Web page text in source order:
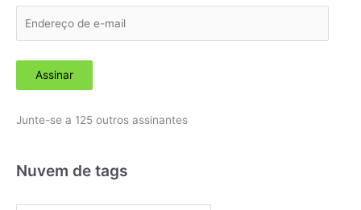
d
e
o
Assinar
Junte-se a 125 outros assinantes
Nuvem de tags